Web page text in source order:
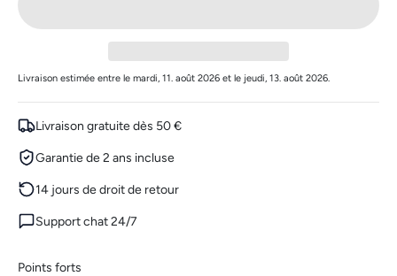
Livraison estimée entre le mardi, 11. août 2026 et le jeudi, 13. août 2026.
Livraison gratuite dès 50 €
Garantie de 2 ans incluse
14 jours de droit de retour
Support chat 24/7
Points forts